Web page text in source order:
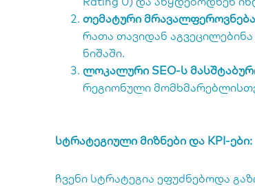
თემატური
რათა თავიდან
ნიშაში.
ლოკალური SEO-ს
რეგიონული
სტრატეგიული მიზნები და KPI-ები:
ჩვენი სტრატეგია ეფუძნებოდა